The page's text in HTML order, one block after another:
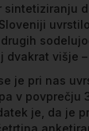
sintetiziranju
dvakrat višje –
je pri nas
v povprečju
je, da je